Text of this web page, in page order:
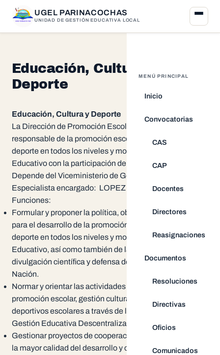
UGEL PARINACOCHAS
UNIDAD DE GESTIÓN EDUCATIVA LOCAL
MENÚ PRINCIPAL
Inicio
Convocatorias
CAS
CAP
Docentes
Directores
Reasignaciones
Documentos
Resoluciones
Directivas
Oficios
Comunicados
Educación, Cultura y
Deporte
Educación, Cultura y Deporte
La Dirección de Promoción Escolar, Cultura y Deporte es
responsable de la promoción escolar, la cultura y el
deporte en todos los niveles y modalidades del Sistema
Educativo con la participación de la sociedad civil.
Depende del Viceministerio de Gestión Pedagógica.
Especialista encargado: LOPEZ ROQUEJuana Luisa
Funciones:
Formular y proponer la política, objetivos y estrategias
para el desarrollo de la promoción escolar, la cultura y el
deporte en todos los niveles y modalidades del Sistema
Educativo, así como también de la promoción de la
divulgación científica y defensa del Patrimonio de la
Nación.
Normar y orientar las actividades y programas de
promoción escolar, gestión cultural y sistemas
deportivos escolares a través de las Instancias de
Gestión Educativa Descentralizada.
Gestionar proyectos de cooperación internacional para
la mayor calidad del desarrollo y consolidación de las